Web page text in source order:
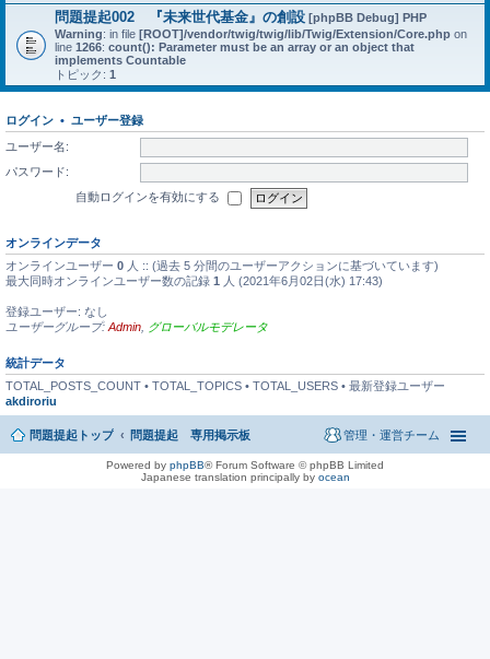
問題提起002 『未来世代基金』の創設 [phpBB Debug] PHP
Warning: in file [ROOT]/vendor/twig/twig/lib/Twig/Extension/Core.php on
line 1266: count(): Parameter must be an array or an object that
implements Countable
トピック: 1
ログイン • ユーザー登録
ユーザー名:
パスワード:
自動ログインを有効にする
オンラインデータ
オンラインユーザー 0 人 :: (過去 5 分間のユーザーアクションに基づいています)
最大同時オンラインユーザー数の記録 1 人 (2021年6月02日(水) 17:43)
登録ユーザー: なし
ユーザーグループ: Admin グローバルモデレータ
統計データ
TOTAL_POSTS_COUNT • TOTAL_TOPICS • TOTAL_USERS • 最新登録ユーザー
akdiroriu
問題提起トップ 問題提起 専用掲示板 管理・運営チーム
Powered by phpBB® Forum Software © phpBB Limited
Japanese translation principally by ocean